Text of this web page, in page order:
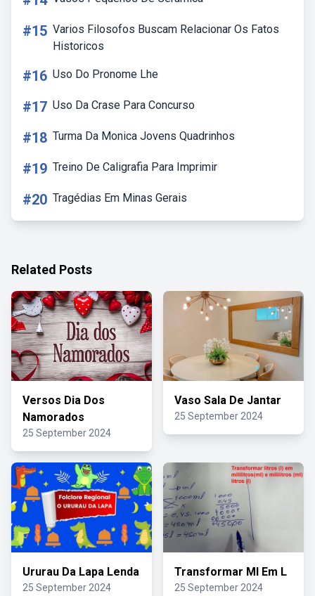
#15 Varios Filosofos Buscam Relacionar Os Fatos
Historicos
#16 Uso Do Pronome Lhe
#17 Uso Da Crase Para Concurso
#18 Turma Da Monica Jovens Quadrinhos
#19 Treino De Caligrafia Para Imprimir
#20 Tragédias Em Minas Gerais
Related Posts
Versos Dia Dos
Namorados
25 September 2024
Vaso Sala De Jantar
25 September 2024
Ururau Da Lapa Lenda
25 September 2024
Transformar Ml Em L
25 September 2024